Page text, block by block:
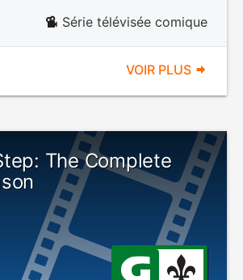
Série télévisée comique
VOIR PLUS
The Complete